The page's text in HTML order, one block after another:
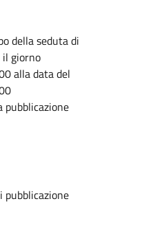
della seduta di
il giorno
alla data del
pubblicazione
pubblicazione